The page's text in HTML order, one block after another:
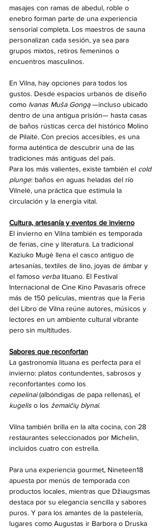
masajes con ramas de abedul, roble o
enebro forman parte de una experiencia
sensorial completa. Los maestros de sauna
personalizan cada sesión, ya sea para
grupos mixtos, retiros femeninos o
encuentros masculinos.
En Vilna, hay opciones para todos los
gustos. Desde espacios urbanos de diseño
como Ivanas Muša Gongą —incluso ubicado
dentro de una antigua prisión— hasta casas
de baños rústicas cerca del histórico Molino
de Pilaitė. Con precios accesibles, es una
forma auténtica de descubrir una de las
tradiciones más antiguas del país.
Para los más valientes, existe también el cold
plunge: baños en aguas heladas del río
Vilnelė, una práctica que estimula la
circulación y la energía vital.
Cultura, artesanía y eventos de invierno
El invierno en Vilna también es temporada
de ferias, cine y literatura. La tradicional
Kaziuko Mugė llena el casco antiguo de
artesanías, textiles de lino, joyas de ámbar y
el famoso verba lituano. El Festival
Internacional de Cine Kino Pavasaris ofrece
más de 150 películas, mientras que la Feria
del Libro de Vilna reúne autores, músicos y
lectores en un ambiente cultural vibrante
pero sin multitudes.
Sabores que reconfortan
La gastronomía lituana es perfecta para el
invierno: platos contundentes, sabrosos y
reconfortantes como los
cepelinai (albóndigas de papa rellenas), el
kugelis o los žemaičių blynai.
Vilna también brilla en la alta cocina, con 28
restaurantes seleccionados por Michelin,
incluidos cuatro con estrella.
Para una experiencia gourmet, Nineteen18
apuesta por menús de temporada con
productos locales, mientras que Džiaugsmas
destaca por su elegancia sencilla y sabores
puros. Y para los amantes de la pastelería,
lugares como Augustas ir Barbora o Druska